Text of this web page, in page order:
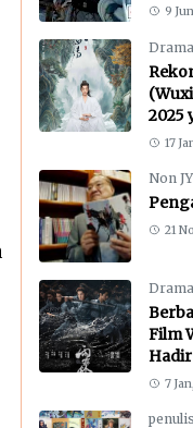
9
2025
17
Non JY
21
Film
7
penulis